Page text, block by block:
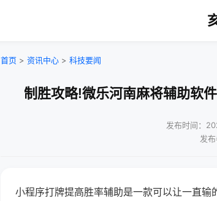
首页 > 资讯中心 > 科技要闻
制胜攻略!微乐河南麻将辅助软
发布时间：
发
小程序打牌提高胜率辅助是一款可以让一直输